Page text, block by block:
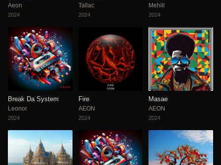
Aeon
2024
Tallac
2024
Mehill
2024
Break Da System
Leonor
2024
Fire
AEON
2024
Masae
AEON
2024